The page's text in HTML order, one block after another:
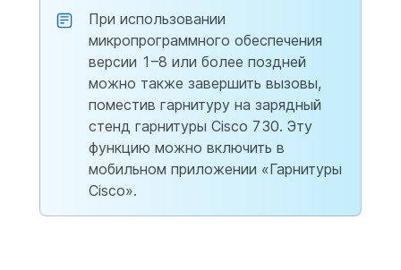
При использовании
микропрограммного обеспечения
версии 1–8 или более поздней
можно также завершить вызовы,
поместив гарнитуру на зарядный
стенд гарнитуры Cisco 730. Эту
функцию можно включить в
мобильном приложении «Гарнитуры
Cisco».